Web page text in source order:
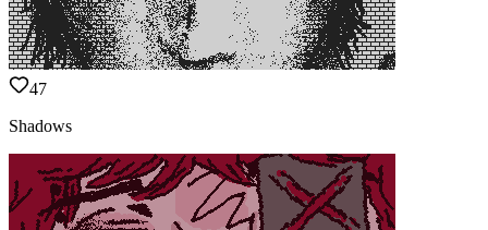
47
Shadows